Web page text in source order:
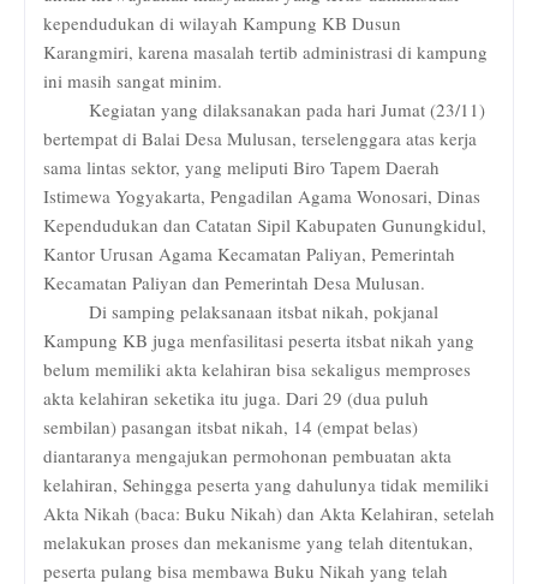
kependudukan di wilayah Kampung KB Dusun
Karangmiri, karena masalah tertib administrasi di kampung
ini masih sangat minim.
Kegiatan yang dilaksanakan pada hari Jumat (23/11)
bertempat di Balai Desa Mulusan, terselenggara atas kerja
sama lintas sektor, yang meliputi Biro Tapem Daerah
Istimewa Yogyakarta, Pengadilan Agama Wonosari, Dinas
Kependudukan dan Catatan Sipil Kabupaten Gunungkidul,
Kantor Urusan Agama Kecamatan Paliyan, Pemerintah
Kecamatan Paliyan dan Pemerintah Desa Mulusan.
Di samping pelaksanaan itsbat nikah, pokjanal
Kampung KB juga menfasilitasi peserta itsbat nikah yang
belum memiliki akta kelahiran bisa sekaligus memproses
akta kelahiran seketika itu juga. Dari 29 (dua puluh
sembilan) pasangan itsbat nikah, 14 (empat belas)
diantaranya mengajukan permohonan pembuatan akta
kelahiran, Sehingga peserta yang dahulunya tidak memiliki
Akta Nikah (baca: Buku Nikah) dan Akta Kelahiran, setelah
melakukan proses dan mekanisme yang telah ditentukan,
peserta pulang bisa membawa Buku Nikah yang telah